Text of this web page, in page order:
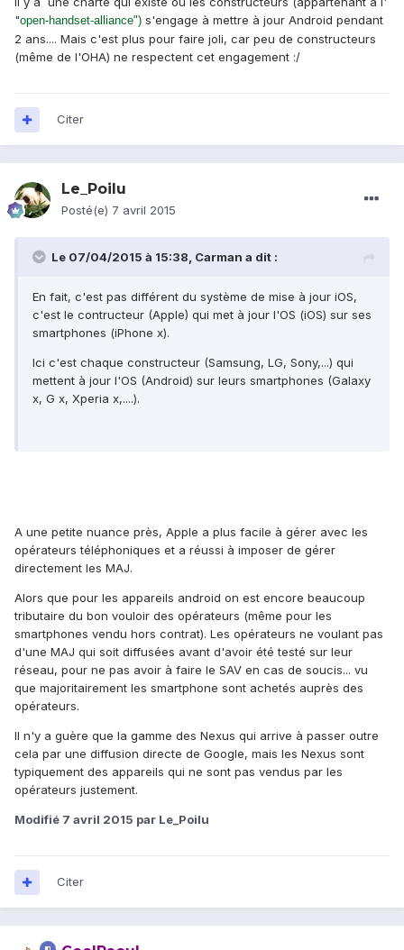
"open-handset-alliance") s'engage à mettre à jour Android pendant
2 ans.... Mais c'est plus pour faire joli, car peu de constructeurs
(même de l'OHA) ne respectent cet engagement :/
Citer
Le_Poilu
Posté(e) 7 avril 2015
Le 07/04/2015 à 15:38, Carman a dit :
En fait, c'est pas différent du système de mise à jour iOS,
c'est le contructeur (Apple) qui met à jour l'OS (iOS) sur ses
smartphones (iPhone x).
Ici c'est chaque constructeur (Samsung, LG, Sony,...) qui
mettent à jour l'OS (Android) sur leurs smartphones (Galaxy
x, G x, Xperia x,....).
A une petite nuance près, Apple a plus facile à gérer avec les
opérateurs téléphoniques et a réussi à imposer de gérer
directement les MAJ.
Alors que pour les appareils android on est encore beaucoup
tributaire du bon vouloir des opérateurs (même pour les
smartphones vendu hors contrat). Les opérateurs ne voulant pas
d'une MAJ qui soit diffusées avant d'avoir été testé sur leur
réseau, pour ne pas avoir à faire le SAV en cas de soucis... vu
que majoritairement les smartphone sont achetés auprès des
opérateurs.
Il n'y a guère que la gamme des Nexus qui arrive à passer outre
cela par une diffusion directe de Google, mais les Nexus sont
typiquement des appareils qui ne sont pas vendus par les
opérateurs justement.
Modifié 7 avril 2015 par Le_Poilu
Citer